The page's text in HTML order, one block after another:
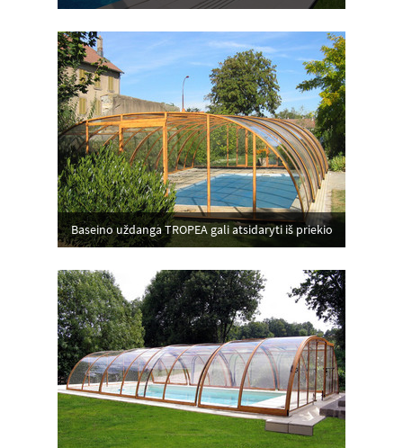
Baseino uždanga TROPEA gali atsidaryti iš priekio